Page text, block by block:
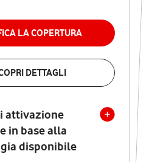
LA COPERTURA
DETTAGLI
attivazione
in base alla
disponibile
VERIFICA LA COPERTURA
Costo di attivazione
variabile in base alla
tecnologia disponibile